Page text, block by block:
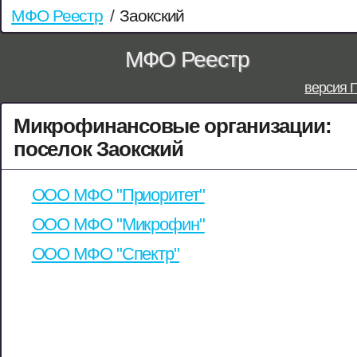
МФО Реестр / Заокский
МФО Реестр
версия
Микрофинансовые организации:
поселок Заокский
ООО МФО "Приоритет"
ООО МФО "Микрофин"
ООО МФО "Спектр"